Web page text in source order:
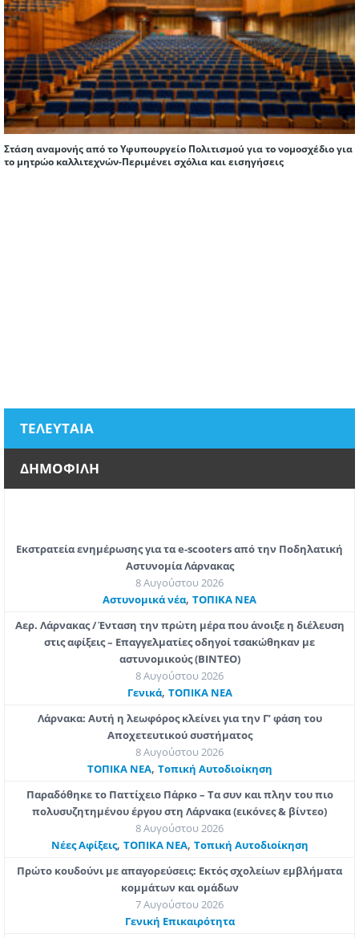
Στάση αναμονής από το Υφυπουργείο Πολιτισμού για το νομοσχέδιο για
το μητρώο καλλιτεχνών-Περιμένει σχόλια και εισηγήσεις
ΤΕΛΕΥΤΑΙΑ
ΔΗΜΟΦΙΛΗ
Εκστρατεία ενημέρωσης για τα e-scooters από την Ποδηλατική
Αστυνομία Λάρνακας
8 Αυγούστου 2026
Aστυνομικά νέα, ΤΟΠΙΚΑ ΝΕΑ
Αερ. Λάρνακας / Ένταση την πρώτη μέρα που άνοιξε η διέλευση
στις αφίξεις – Επαγγελματίες οδηγοί τσακώθηκαν με
αστυνομικούς (ΒΙΝΤΕΟ)
8 Αυγούστου 2026
Γενικά, ΤΟΠΙΚΑ ΝΕΑ
Λάρνακα: Αυτή η λεωφόρος κλείνει για την Γ’ φάση του
Αποχετευτικού συστήματος
8 Αυγούστου 2026
ΤΟΠΙΚΑ ΝΕΑ, Τοπική Αυτοδιοίκηση
Παραδόθηκε το Παττίχειο Πάρκο – Τα συν και πλην του πιο
πολυσυζητημένου έργου στη Λάρνακα (εικόνες & βίντεο)
8 Αυγούστου 2026
Νέες Αφίξεις, ΤΟΠΙΚΑ ΝΕΑ, Τοπική Αυτοδιοίκηση
Πρώτο κουδούνι με απαγορεύσεις: Εκτός σχολείων εμβλήματα
κομμάτων και ομάδων
7 Αυγούστου 2026
Γενική Επικαιρότητα